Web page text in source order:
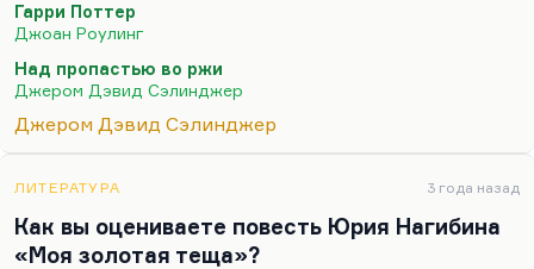
однофамилец нашего замечательного философа:
«Понятие «подросток» и понятие «литература»
крайне трудно определимы»
считать подростком существо от 12 до 19, до 18
лет, а подростковой литературой – литературу,
мятущегося героя, который противостоит классу,
обществу, родителям. Иными словами,
находится с миром, что…
Гарри Поттер
Джоан Роулинг
Над пропастью во ржи
Джером Дэвид Сэлинджер
Джером Дэвид Сэлинджер
ЛИТЕРАТУРА 3 года назад
Как вы оцениваете повесть Юрия Нагибина
«Моя золотая теща»?